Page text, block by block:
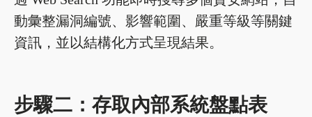
動彙整漏洞編號、影響範圍、嚴重等級等關鍵
資訊，並以結構化方式呈現結果。
步驟二：存取內部系統盤點表